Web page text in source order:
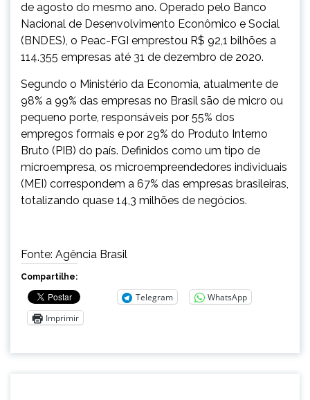
de agosto do mesmo ano. Operado pelo Banco
Nacional de Desenvolvimento Econômico e Social
(BNDES), o Peac-FGI emprestou R$ 92,1 bilhões a
114.355 empresas até 31 de dezembro de 2020.
Segundo o Ministério da Economia, atualmente de
98% a 99% das empresas no Brasil são de micro ou
pequeno porte, responsáveis por 55% dos
empregos formais e por 29% do Produto Interno
Bruto (PIB) do país. Definidos como um tipo de
microempresa, os microempreendedores individuais
(MEI) correspondem a 67% das empresas brasileiras,
totalizando quase 14,3 milhões de negócios.
Fonte: Agência Brasil
Compartilhe:
Telegram
WhatsApp
Imprimir